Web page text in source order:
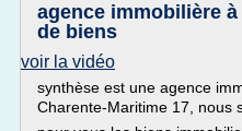
agence immobilière
de biens
voir la vidéo
synthèse est une agence
Charente-Maritime 17, nous